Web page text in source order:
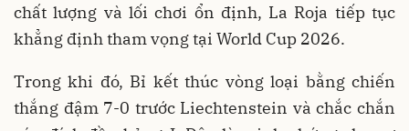
chất lượng và lối chơi ổn định, La Roja tiếp tục
khẳng định tham vọng tại World Cup 2026.
Trong khi đó, Bỉ kết thúc vòng loại bằng chiến
thắng đậm 7-0 trước Liechtenstein và chắc chắn